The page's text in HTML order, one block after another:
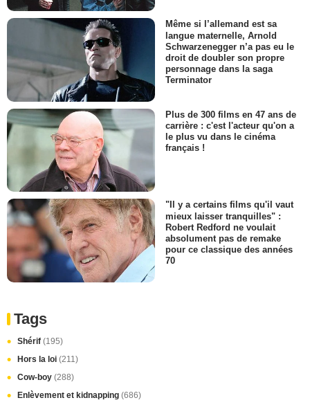
Même si l’allemand est sa
langue maternelle, Arnold
Schwarzenegger n’a pas eu le
droit de doubler son propre
personnage dans la saga
Terminator
Plus de 300 films en 47 ans de
carrière : c'est l'acteur qu'on a
le plus vu dans le cinéma
français !
"Il y a certains films qu'il vaut
mieux laisser tranquilles" :
Robert Redford ne voulait
absolument pas de remake
pour ce classique des années
70
Tags
Shérif (195)
Hors la loi (211)
Cow-boy (288)
Enlèvement et kidnapping (686)